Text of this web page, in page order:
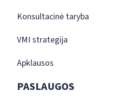
Konsultacinė taryba
VMI strategija
Apklausos
PASLAUGOS